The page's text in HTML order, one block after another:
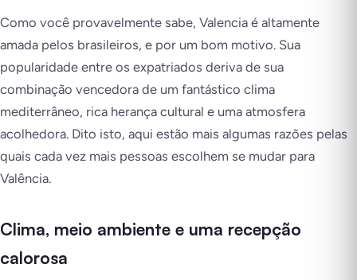
Como você provavelmente sabe, Valencia é altamente
amada pelos brasileiros, e por um bom motivo. Sua
popularidade entre os expatriados deriva de sua
combinação vencedora de um fantástico clima
mediterrâneo, rica herança cultural e uma atmosfera
acolhedora. Dito isto, aqui estão mais algumas razões pelas
quais cada vez mais pessoas escolhem se mudar para
Valência.
Clima, meio ambiente e uma recepção
calorosa